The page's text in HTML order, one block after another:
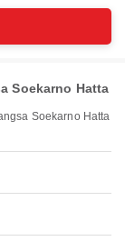
Soekarno Hatta
Soekarno Hatta